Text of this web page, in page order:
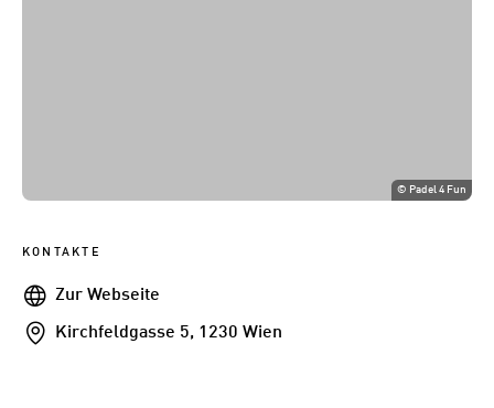
© Padel 4 Fun
KONTAKTE
WebseiteZur Webseite
Addresse
Kirchfeldgasse 5, 1230 Wien